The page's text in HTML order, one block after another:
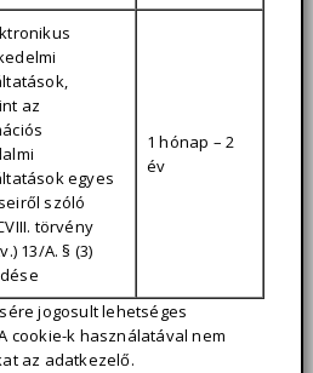
az
egyes
szóló
törvény
13/A. § (3)
1 hónap – 2
év
jogosult lehetséges
cookie-k használatával nem
az adatkezelő.